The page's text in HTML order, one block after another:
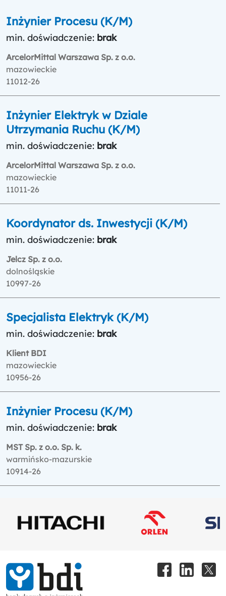
Inżynier Procesu (K/M)
min. doświadczenie: brak
ArcelorMittal Warszawa Sp. z o.o.
mazowieckie
11012-26
Inżynier Elektryk w Dziale
Utrzymania Ruchu (K/M)
min. doświadczenie: brak
ArcelorMittal Warszawa Sp. z o.o.
mazowieckie
11011-26
Koordynator ds. Inwestycji (K/M)
min. doświadczenie: brak
Jelcz Sp. z o.o.
dolnośląskie
10997-26
Specjalista Elektryk (K/M)
min. doświadczenie: brak
Klient BDI
mazowieckie
10956-26
Inżynier Procesu (K/M)
min. doświadczenie: brak
MST Sp. z o.o. Sp. k.
warmińsko-mazurskie
10914-26